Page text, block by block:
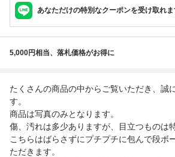
あなただけの特別なクーポンを受け取れ
5,000円相当、落札価格がお得に
たくさんの商品の中からご覧いただき、誠
す。
商品は写真のみとなります。
傷、汚れは多少ありますが、目立つものは
こちらはばらさずにプチプチに包んで段ボ
ただきます。